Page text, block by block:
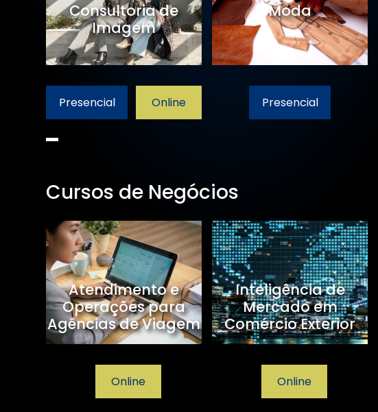
Consultoria de
Imagem
Presencial Online
Moda
Presencial
Cursos de Negócios
Atendimento e
Operações para
Agências de Viagem
Online
Inteligência de
Mercado em
Comércio Exterior
Online